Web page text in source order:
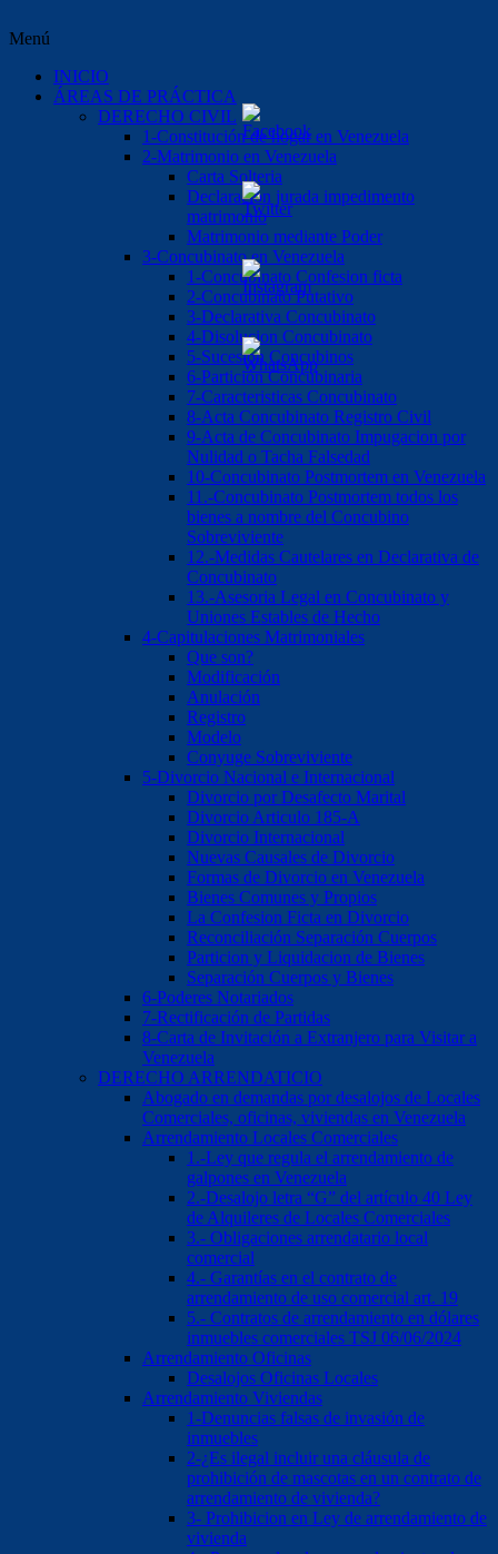
Menú
INICIO
ÁREAS DE PRÁCTICA
DERECHO CIVIL
1-Constitución de hogar en Venezuela
2-Matrimonio en Venezuela
Carta Solteria
Declaración jurada impedimento
matrimonio
Matrimonio mediante Poder
3-Concubinato en Venezuela
1-Concubinato Confesion ficta
2-Concubinato Putativo
3-Declarativa Concubinato
4-Disolucion Concubinato
5-Sucesión Concubinos
6-Partición Concubinaria
7-Caracteristicas Concubinato
8-Acta Concubinato Registro Civil
9-Acta de Concubinato Impugacion por
Nulidad o Tacha Falsedad
10-Concubinato Postmortem en Venezuela
11.-Concubinato Postmortem todos los
bienes a nombre del Concubino
Sobreviviente
12.-Medidas Cautelares en Declarativa de
Concubinato
13.-Asesoria Legal en Concubinato y
Uniones Estables de Hecho
4-Capitulaciones Matrimoniales
Que son?
Modificación
Anulación
Registro
Modelo
Conyuge Sobreviviente
5-Divorcio Nacional e Internacional
Divorcio por Desafecto Marital
Divorcio Articulo 185-A
Divorcio Internacional
Nuevas Causales de Divorcio
Formas de Divorcio en Venezuela
Bienes Comunes y Propios
La Confesion Ficta en Divorcio
Reconciliación Separación Cuerpos
Particion y Liquidacion de Bienes
Separación Cuerpos y Bienes
6-Poderes Notariados
7-Rectificación de Partidas
8-Carta de Invitación a Extranjero para Visitar a
Venezuela
DERECHO ARRENDATICIO
Abogado en demandas por desalojos de Locales
Comerciales, oficinas, viviendas en Venezuela
Arrendamiento Locales Comerciales
1.-Ley que regula el arrendamiento de
galpones en Venezuela
2.-Desalojo letra “G” del artículo 40 Ley
de Alquileres de Locales Comerciales
3.- Obligaciones arrendatario local
comercial
4.- Garantías en el contrato de
arrendamiento de uso comercial art. 19
5.- Contratos de arrendamiento en dólares
inmuebles comerciales TSJ 06/06/2024
Arrendamiento Oficinas
Desalojos Oficinas Locales
Arrendamiento Viviendas
1-Denuncias falsas de invasión de
inmuebles
2-¿Es ilegal incluir una cláusula de
prohibición de mascotas en un contrato de
arrendamiento de vivienda?
3- Prohibicion en Ley de arrendamiento de
vivienda